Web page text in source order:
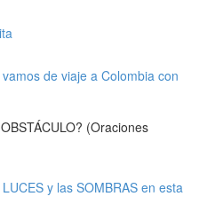
de viaje a Colombia con
(Oraciones
y las SOMBRAS en esta